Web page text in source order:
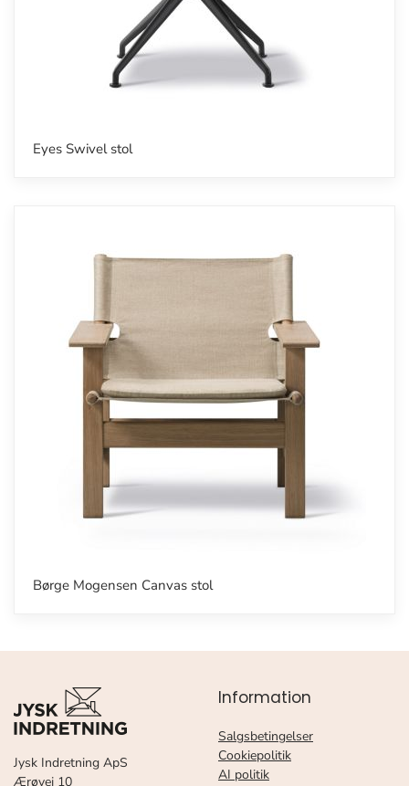
Eyes Swivel stol
Børge Mogensen Canvas stol
Jysk Indretning ApS
Ærøvej 10
Information
Salgsbetingelser
Cookiepolitik
AI politik